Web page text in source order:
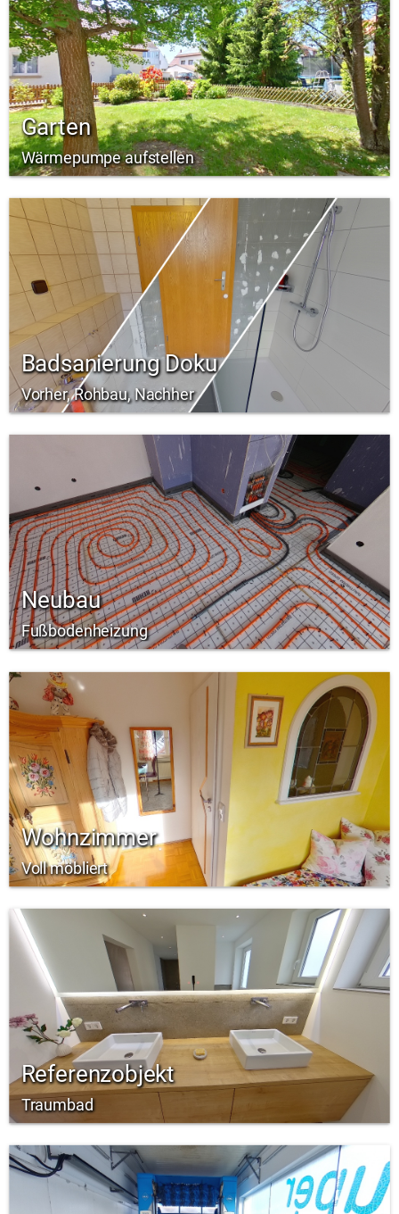
Garten
Wärmepumpe aufstellen
Badsanierung Doku
Vorher, Rohbau, Nachher
Neubau
Fußbodenheizung
Wohnzimmer
Voll möbliert
Referenzobjekt
Traumbad